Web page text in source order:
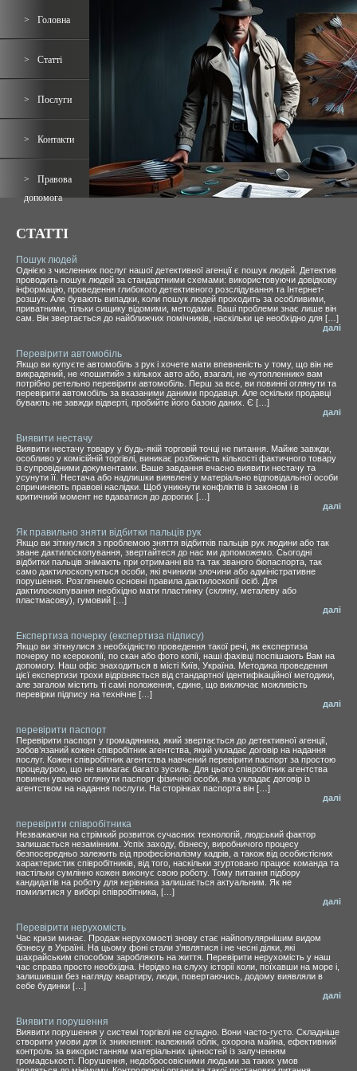
Головна
Статті
Послуги
Контакти
Правова
допомога
СТАТТІ
Пошук людей
Однією з численних послуг нашої детективної агенції є пошук людей. Детектив
проводить пошук людей за стандартними схемами: використовуючи довідкову
інформацію, проведення глибокого детективного розслідування та Інтернет-
розшук. Але бувають випадки, коли пошук людей проходить за особливими,
приватними, тільки сищику відомими, методами. Ваші проблеми знає лише він
сам. Він звертається до найближчих помічників, наскільки це необхідно для […]
далі
Перевірити автомобіль
Якщо ви купуєте автомобіль з рук і хочете мати впевненість у тому, що він не
викрадений, не «пошитий» з кількох авто або, взагалі, не «утопленник» вам
потрібно ретельно перевірити автомобіль. Перш за все, ви повинні оглянути та
перевірити автомобіль за вказаними даними продавця. Але оскільки продавці
бувають не завжди відверті, пробийте його базою даних. Є […]
далі
Виявити нестачу
Виявити нестачу товару у будь-якій торговій точці не питання. Майже завжди,
особливо у комісійній торгівлі, виникає розбіжність кількості фактичного товару
із супровідними документами. Ваше завдання вчасно виявити нестачу та
усунути її. Нестача або надлишки виявлені у матеріально відповідальної особи
спричиняють правові наслідки. Щоб уникнути конфліктів із законом і в
критичний момент не вдаватися до дорогих […]
далі
Як правильно зняти відбитки пальців рук
Якщо ви зіткнулися з проблемою зняття відбитків пальців рук людини або так
зване дактилоскопування, звертайтеся до нас ми допоможемо. Сьогодні
відбитки пальців знімають при отриманні віз та так званого біопаспорта, так
само дактилоскопуються особи, які вчинили злочини або адміністративне
порушення. Розглянемо основні правила дактилоскопії осіб. Для
дактилоскопування необхідно мати пластинку (скляну, металеву або
пластмасову), гумовий […]
далі
Експертиза почерку (експертиза підпису)
Якщо ви зіткнулися з необхідністю проведення такої речі, як експертиза
почерку по ксерокопії, по скан або фото копії, наші фахівці поспішають Вам на
допомогу. Наш офіс знаходиться в місті Київ, Україна. Методика проведення
цієї експертизи трохи відрізняється від стандартної ідентифікаційної методики,
але загалом містить ті самі положення, єдине, що виключає можливість
перевірки підпису на технічне […]
далі
перевірити паспорт
Перевірити паспорт у громадянина, який звертається до детективної агенції,
зобов’язаний кожен співробітник агентства, який укладає договір на надання
послуг. Кожен співробітник агентства навчений перевірити паспорт за простою
процедурою, що не вимагає багато зусиль. Для цього співробітник агентства
повинен уважно оглянути паспорт фізичної особи, яка укладає договір із
агентством на надання послуги. На сторінках паспорта він […]
далі
перевірити співробітника
Незважаючи на стрімкий розвиток сучасних технологій, людський фактор
залишається незамінним. Успіх заходу, бізнесу, виробничого процесу
безпосередньо залежить від професіоналізму кадрів, а також від особистісних
характеристик співробітників, від того, наскільки згуртовано працює команда та
настільки сумлінно кожен виконує свою роботу. Тому питання підбору
кандидатів на роботу для керівника залишається актуальним. Як не
помилитися у виборі співробітника, […]
далі
Перевірити нерухомість
Час кризи минає. Продаж нерухомості знову стає найпопулярнішим видом
бізнесу в Україні. На цьому фоні стали з’являтися і не чесні ділки, які
шахрайським способом заробляють на життя. Перевірити нерухомість у наш
час справа просто необхідна. Нерідко на слуху історії коли, поїхавши на море і,
залишивши без нагляду квартиру, люди, повертаючись, додому виявляли в
себе будинки […]
далі
Виявити порушення
Виявити порушення у системі торгівлі не складно. Вони часто-густо. Складніше
створити умови для їх зникнення: належний облік, охорона майна, ефективний
контроль за використанням матеріальних цінностей із залученням
громадськості. Порушення, недобросовісними людьми за таких умов